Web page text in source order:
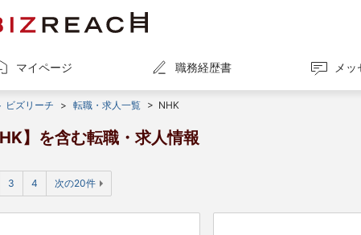
マイページ 職務経歴書 メ
ビズリーチ > 転職・求人一覧 > NHK
】を含む転職・求人情報
3 4 次の20件